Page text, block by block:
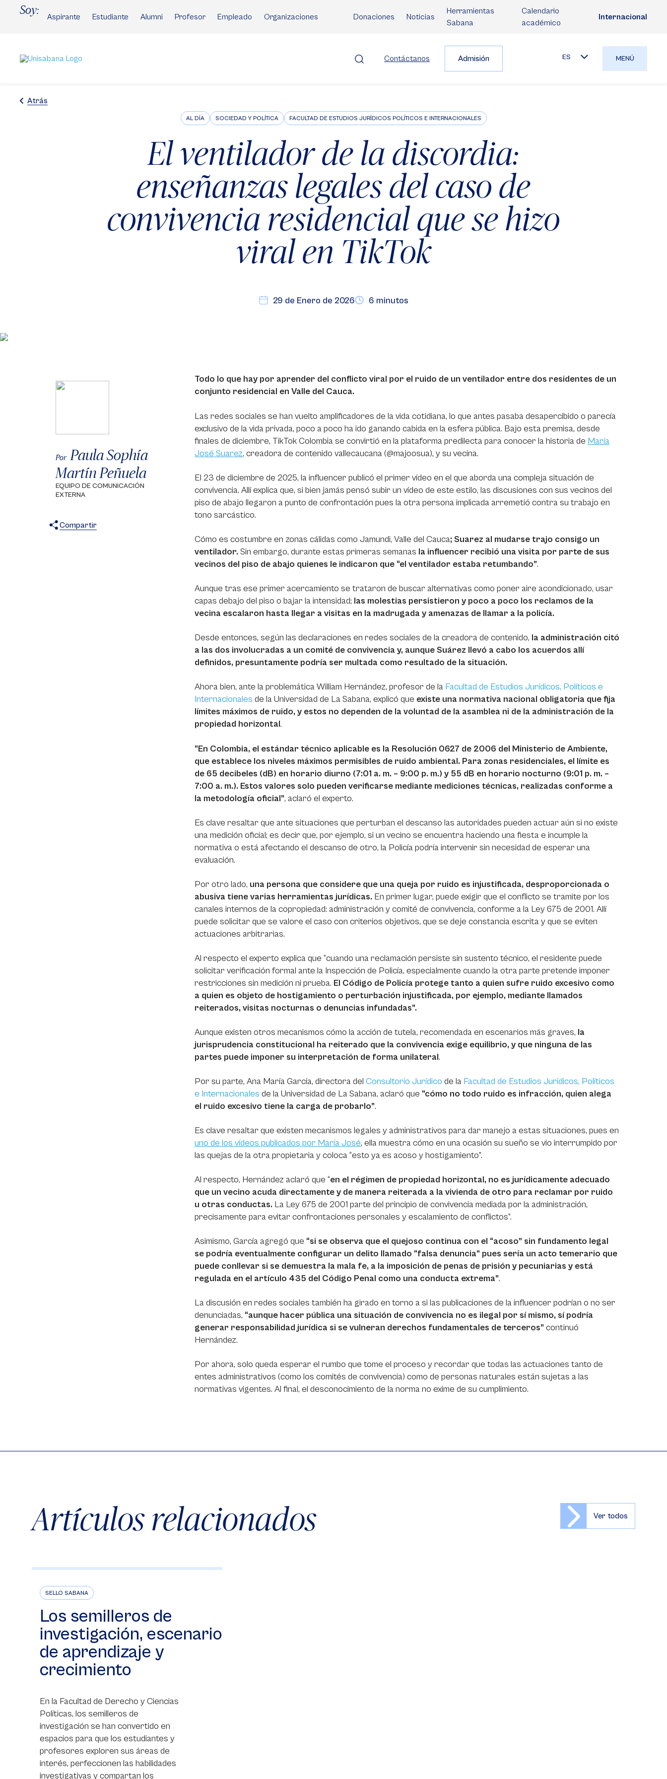
Soy:
Aspirante Estudiante Alumni Profesor Empleado Organizaciones Donaciones Noticias
Herramientas
Sabana
Calendario
académico
Internacional
Contáctanos Admisión ES MENÚ
Atrás
AL DÍA SOCIEDAD Y POLÍTICA FACULTAD DE ESTUDIOS JURÍDICOS POLÍTICOS E INTERNACIONALES
El ventilador de la discordia:
enseñanzas legales del caso de
convivencia residencial que se hizo
viral en TikTok
29 de Enero de 2026 6 minutos
Por Paula Sophía
Martín Peñuela
EQUIPO DE COMUNICACIÓN
EXTERNA
Compartir
Todo lo que hay por aprender del conflicto viral por el ruido de un ventilador entre dos residentes de un
conjunto residencial en Valle del Cauca.
Las redes sociales se han vuelto amplificadores de la vida cotidiana, lo que antes pasaba desapercibido o parecía
exclusivo de la vida privada, poco a poco ha ido ganando cabida en la esfera pública. Bajo esta premisa, desde
finales de diciembre, TikTok Colombia se convirtió en la plataforma predilecta para conocer la historia de María
José Suarez, creadora de contenido vallecaucana (@majoosua), y su vecina.
El 23 de diciembre de 2025, la influencer publicó el primer vídeo en el que aborda una compleja situación de
convivencia. Allí explica que, si bien jamás pensó subir un vídeo de este estilo, las discusiones con sus vecinos del
piso de abajo llegaron a punto de confrontación pues la otra persona implicada arremetió contra su trabajo en
tono sarcástico.
Cómo es costumbre en zonas cálidas como Jamundi, Valle del Cauca; Suarez al mudarse trajo consigo un
ventilador. Sin embargo, durante estas primeras semanas la influencer recibió una visita por parte de sus
vecinos del piso de abajo quienes le indicaron que “el ventilador estaba retumbando”.
Aunque tras ese primer acercamiento se trataron de buscar alternativas como poner aire acondicionado, usar
capas debajo del piso o bajar la intensidad; las molestias persistieron y poco a poco los reclamos de la
vecina escalaron hasta llegar a visitas en la madrugada y amenazas de llamar a la policía.
Desde entonces, según las declaraciones en redes sociales de la creadora de contenido, la administración citó
a las dos involucradas a un comité de convivencia y, aunque Suárez llevó a cabo los acuerdos allí
definidos, presuntamente podría ser multada como resultado de la situación.
Ahora bien, ante la problemática William Hernández, profesor de la Facultad de Estudios Jurídicos, Políticos e
Internacionales de la Universidad de La Sabana, explicó que existe una normativa nacional obligatoria que fija
límites máximos de ruido, y estos no dependen de la voluntad de la asamblea ni de la administración de la
propiedad horizontal.
“En Colombia, el estándar técnico aplicable es la Resolución 0627 de 2006 del Ministerio de Ambiente,
que establece los niveles máximos permisibles de ruido ambiental. Para zonas residenciales, el límite es
de 65 decibeles (dB) en horario diurno (7:01 a. m. – 9:00 p. m.) y 55 dB en horario nocturno (9:01 p. m. –
7:00 a. m.). Estos valores solo pueden verificarse mediante mediciones técnicas, realizadas conforme a
la metodología oficial”, aclaró el experto.
Es clave resaltar que ante situaciones que perturban el descanso las autoridades pueden actuar aún si no existe
una medición oficial; es decir que, por ejemplo, si un vecino se encuentra haciendo una fiesta e incumple la
normativa o está afectando el descanso de otro, la Policía podría intervenir sin necesidad de esperar una
evaluación.
Por otro lado, una persona que considere que una queja por ruido es injustificada, desproporcionada o
abusiva tiene varias herramientas jurídicas. En primer lugar, puede exigir que el conflicto se tramite por los
canales internos de la copropiedad: administración y comité de convivencia, conforme a la Ley 675 de 2001. Allí
puede solicitar que se valore el caso con criterios objetivos, que se deje constancia escrita y que se eviten
actuaciones arbitrarias.
Al respecto el experto explica que “cuando una reclamación persiste sin sustento técnico, el residente puede
solicitar verificación formal ante la Inspección de Policía, especialmente cuando la otra parte pretende imponer
restricciones sin medición ni prueba. El Código de Policía protege tanto a quien sufre ruido excesivo como
a quien es objeto de hostigamiento o perturbación injustificada, por ejemplo, mediante llamados
reiterados, visitas nocturnas o denuncias infundadas”.
Aunque existen otros mecanismos cómo la acción de tutela, recomendada en escenarios más graves, la
jurisprudencia constitucional ha reiterado que la convivencia exige equilibrio, y que ninguna de las
partes puede imponer su interpretación de forma unilateral.
Por su parte, Ana María García, directora del Consultorio Jurídico de la Facultad de Estudios Jurídicos, Políticos
e Internacionales de la Universidad de La Sabana, aclaró que “cómo no todo ruido es infracción, quien alega
el ruido excesivo tiene la carga de probarlo”.
Es clave resaltar que existen mecanismos legales y administrativos para dar manejo a estas situaciones, pues en
uno de los vídeos publicados por María José, ella muestra cómo en una ocasión su sueño se vio interrumpido por
las quejas de la otra propietaria y coloca “esto ya es acoso y hostigamiento”.
Al respecto, Hernández aclaró que “en el régimen de propiedad horizontal, no es jurídicamente adecuado
que un vecino acuda directamente y de manera reiterada a la vivienda de otro para reclamar por ruido
u otras conductas. La Ley 675 de 2001 parte del principio de convivencia mediada por la administración,
precisamente para evitar confrontaciones personales y escalamiento de conflictos”.
Asimismo, García agregó que “si se observa que el quejoso continua con el “acoso” sin fundamento legal
se podría eventualmente configurar un delito llamado “falsa denuncia” pues sería un acto temerario que
puede conllevar si se demuestra la mala fe, a la imposición de penas de prisión y pecuniarias y está
regulada en el artículo 435 del Código Penal como una conducta extrema”.
La discusión en redes sociales también ha girado en torno a si las publicaciones de la influencer podrían o no ser
denunciadas, “aunque hacer pública una situación de convivencia no es ilegal por sí mismo, sí podría
generar responsabilidad jurídica si se vulneran derechos fundamentales de terceros” continuó
Hernández.
Por ahora, solo queda esperar el rumbo que tome el proceso y recordar que todas las actuaciones tanto de
entes administrativos (como los comités de convivencia) como de personas naturales están sujetas a las
normativas vigentes. Al final, el desconocimiento de la norma no exime de su cumplimiento.
Artículos relacionados Ver todos
SELLO SABANA
Los semilleros de
investigación, escenario
de aprendizaje y
crecimiento
En la Facultad de Derecho y Ciencias
Políticas, los semilleros de
investigación se han convertido en
espacios para que los estudiantes y
profesores exploren sus áreas de
interés, perfeccionen las habilidades
investigativas y compartan los